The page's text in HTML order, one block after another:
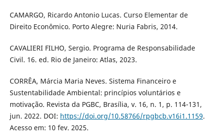
CAMARGO, Ricardo Antonio Lucas. Curso Elementar de
Direito Econômico. Porto Alegre: Nuria Fabris, 2014.
CAVALIERI FILHO, Sergio. Programa de Responsabilidade
Civil. 16. ed. Rio de Janeiro: Atlas, 2023.
CORRÊA, Márcia Maria Neves. Sistema Financeiro e
Sustentabilidade Ambiental: princípios voluntários e
motivação. Revista da PGBC, Brasília, v. 16, n. 1, p. 114-131,
jun. 2022. DOI: https://doi.org/10.58766/rpgbcb.v16i1.1159.
Acesso em: 10 fev. 2025.